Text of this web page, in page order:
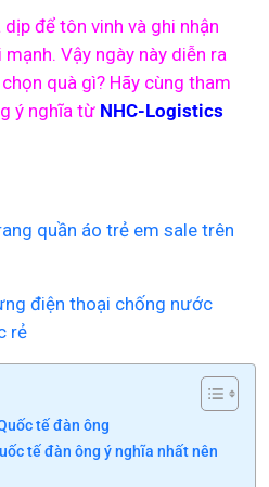
để tôn vinh và ghi nhận
Vậy ngày này diễn ra
quà gì? Hãy cùng tham
ý nghĩa từ NHC-Logistics
quần áo trẻ em sale trên
điện thoại chống nước
rẻ
tế đàn ông
tế đàn ông ý nghĩa nhất nên